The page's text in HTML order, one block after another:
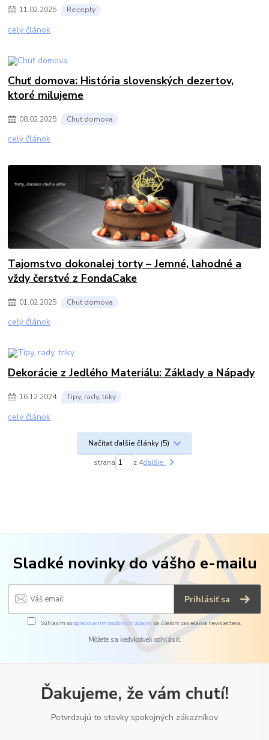
11.02.2025 Recepty
celý článok
Chuť domova: História slovenských dezertov,
ktoré milujeme
08.02.2025 Chuť domova
celý článok
Tajomstvo dokonalej torty – Jemné, lahodné a
vždy čerstvé z FondaCake
01.02.2025 Chuť domova
celý článok
Dekorácie z Jedlého Materiálu: Základy a Nápady
16.12.2024 Tipy, rady, triky
celý článok
Načítať ďalšie články (5)
strana z 4ďalšie
Sladké novinky do vášho e-mailu
Prihlásiť sa
Súhlasím sospracovaním osobných údajov za účelom zasielania newslettera.
Môžete sa kedykoľvek odhlásiť.
Ďakujeme, že vám chutí!
Potvrdzujú to stovky spokojných zákazníkov